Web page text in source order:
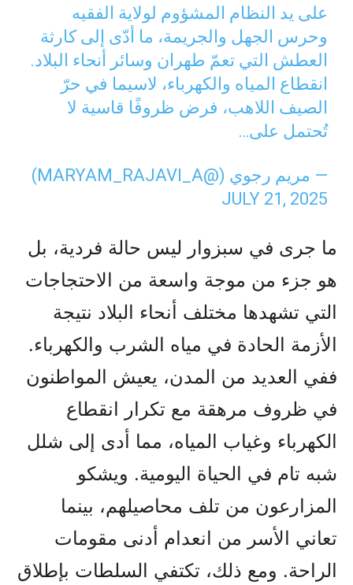
على يد النظام المشؤوم لولاية الفقيه
وحرس الجهل والجريمة، ما أدّى إلى كارثة
العطش التي تعمّ طهران وسائر أنحاء البلاد.
انقطاع المياه والكهرباء، لاسيما في حرّ
الصيف اللاهب، فرض ظروفًا قاسية لا
تُحتمل على…
— مریم رجوي (@MARYAM_RAJAVI_A)
JULY 21, 2025
ما جرى في سبزوار ليس حالة فردية، بل
هو جزء من موجة واسعة من الاحتجاجات
التي تشهدها مختلف أنحاء البلاد نتيجة
الأزمة الحادة في مياه الشرب والكهرباء.
ففي العديد من المدن، يعيش المواطنون
في ظروف مرهقة مع تكرار انقطاع
الكهرباء وغياب المياه، مما أدى إلى شلل
شبه تام في الحياة اليومية. ويشكو
المزارعون من تلف محاصيلهم، بينما
تعاني الأسر من انعدام أدنى مقومات
الراحة. ومع ذلك، تكتفي السلطات بإطلاق